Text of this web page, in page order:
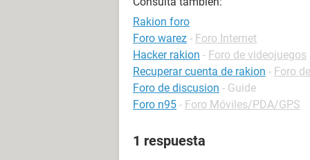
Rakion foro
Foro warez - Foro Internet
Hacker rakion - Foro de videojuegos
Recuperar cuenta de rakion - Foro
Foro de discusion - Guide
Foro n95 - Foro Móviles/PDA/GPS
1 respuesta